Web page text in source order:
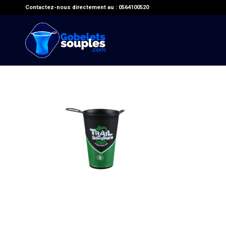
Contactez-nous directement au : 0564100520